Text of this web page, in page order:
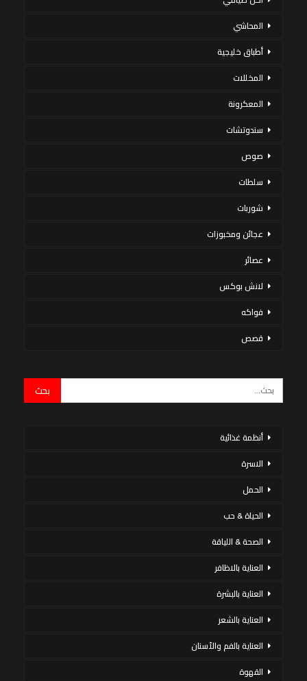
المحاشي
أطباق خليجية
المخللات
المعكرونة
سندوتشات
صوص
سلطات
شوربات
عجائن ومخبوزات
عصائر
لانش بوكس
فواكه
قصص
أنظمة غذائية
الاسرة
الحمل
الحياة & حب
الصحة & اللياقة
العناية بالاظافر
العناية بالبشرة
العناية بالشعر
العناية بالفم والأسنان
القهوة